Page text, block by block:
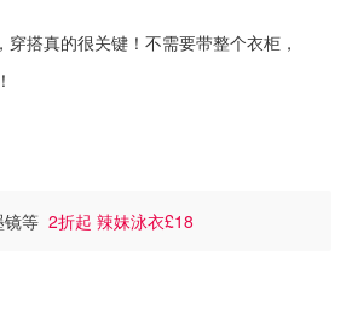
搭真的很关键！不需要带整个衣柜，
镜等 2折起 辣妹泳衣£18